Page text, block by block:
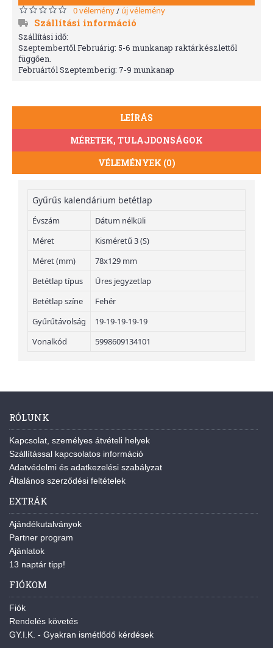
0 vélemény/ új vélemény
Szállítási információ
Szállítási idő:
Szeptembertől Februárig: 5-6 munkanap raktárkészlettől
függően.
Februártól Szeptemberig: 7-9 munkanap
LEÍRÁS
MÉRETEK, TULAJDONSÁGOK
VÉLEMÉNYEK (0)
Gyűrűs kalendárium betétlap
Évszám
Dátum nélküli
Méret
Kisméretű 3 (S)
Méret (mm)
78x129 mm
Betétlap típus
Üres jegyzetlap
Betétlap színe
Fehér
Gyűrűtávolság
19-19-19-19-19
Vonalkód
5998609134101
RÓLUNK
Kapcsolat, személyes átvételi helyek
Szállítással kapcsolatos információ
Adatvédelmi és adatkezelési szabályzat
Általános szerződési feltételek
EXTRÁK
Ajándékutalványok
Partner program
Ajánlatok
13 naptár tipp!
FIÓKOM
Fiók
Rendelés követés
GY.I.K. - Gyakran ismétlődő kérdések